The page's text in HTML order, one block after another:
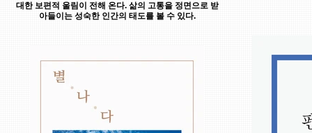
대한 보편적 울림이 전해 온다. 삶의 고통을 정면으로 받
아들이는 성숙한 인간의 태도를 볼 수 있다.